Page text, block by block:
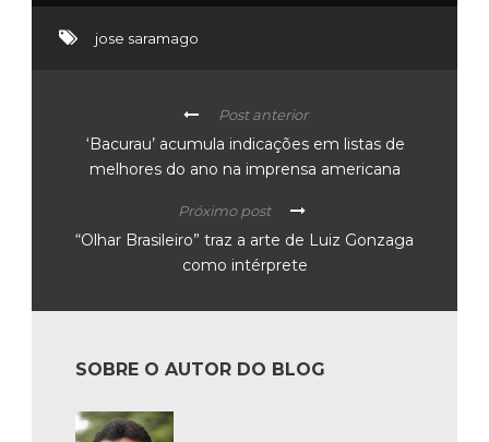
jose saramago
Post anterior
‘Bacurau’ acumula indicações em listas de
melhores do ano na imprensa americana
Próximo post
“Olhar Brasileiro” traz a arte de Luiz Gonzaga
como intérprete
SOBRE O AUTOR DO BLOG